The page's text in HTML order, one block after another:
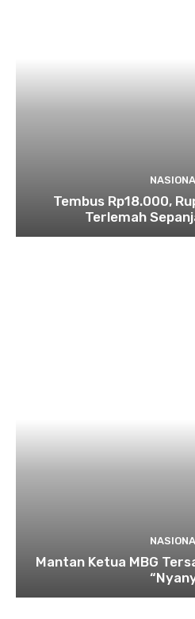
Tembus Rp18.000,
Terlemah
Mantan Ketua MBG